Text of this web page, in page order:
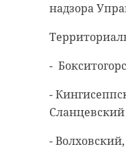
надзора
-
-
Сланцевский
-